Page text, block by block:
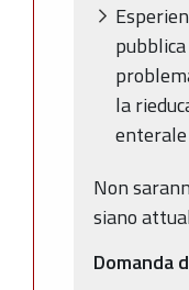
la
Non
siano
Domanda